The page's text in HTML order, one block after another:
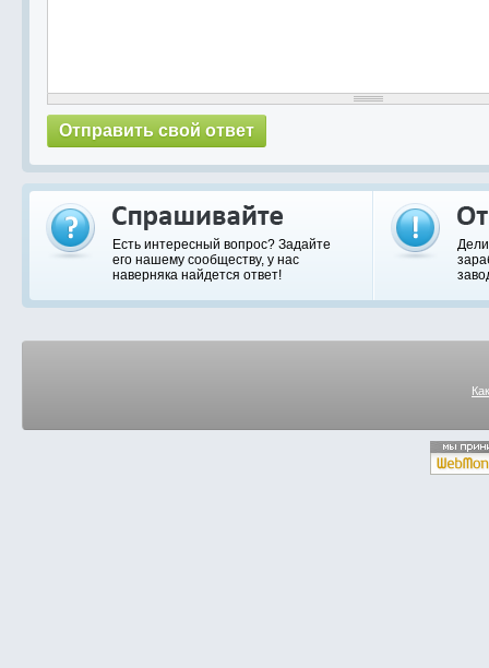
Есть интересный вопрос? Задайте
его нашему сообществу, у нас
наверняка найдется ответ!